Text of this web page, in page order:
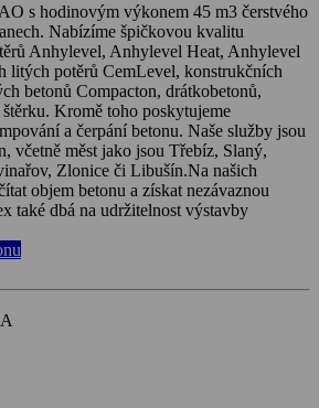
s hodinovým výkonem 45 m3 čerstvého
Nabízíme špičkovou kvalitu
Anhylevel, Anhylevel Heat, Anhylevel
litých potěrů CemLevel, konstrukčních
betonů Compacton, drátkobetonů,
Kromě toho poskytujeme
a čerpání betonu. Naše služby jsou
včetně měst jako jsou Třebíz, Slaný,
Zlonice či Libušín.Na našich
objem betonu a získat nezávaznou
také dbá na udržitelnost výstavby